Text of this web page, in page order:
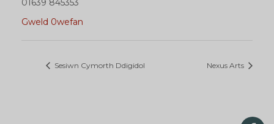
01639 845353
Gweld 0wefan
Sesiwn Cymorth Ddigidol Nexus Arts